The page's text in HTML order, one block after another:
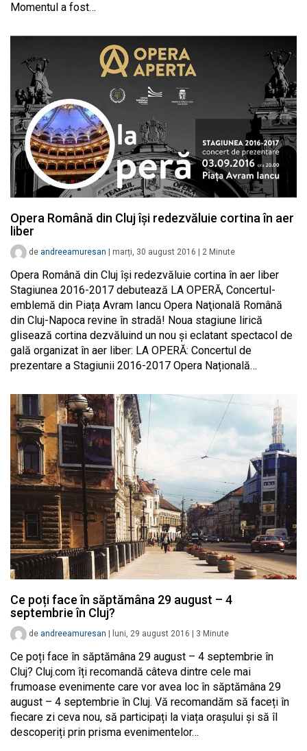
Momentul a fost…
Opera Română din Cluj își redezvăluie cortina în aer
liber
de andreeamuresan marți, 30 august 2016 2 Minute
Opera Română din Cluj își redezvăluie cortina în aer liber
Stagiunea 2016-2017 debutează LA OPERĂ, Concertul-
emblemă din Piața Avram Iancu Opera Naţională Română
din Cluj-Napoca revine în stradă! Noua stagiune lirică
glisează cortina dezvăluind un nou și eclatant spectacol de
gală organizat în aer liber: LA OPERĂ: Concertul de
prezentare a Stagiunii 2016-2017 Opera Națională…
Ce poți face în săptămâna 29 august – 4
septembrie în Cluj?
de andreeamuresan luni, 29 august 2016 3 Minute
Ce poți face în săptămâna 29 august – 4 septembrie în
Cluj? Cluj.com îți recomandă câteva dintre cele mai
frumoase evenimente care vor avea loc în săptămâna 29
august – 4 septembrie în Cluj. Vă recomandăm să faceți în
fiecare zi ceva nou, să participați la viața orașului și să îl
descoperiți prin prisma evenimentelor…